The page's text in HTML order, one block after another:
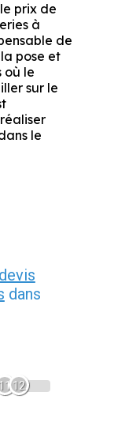
prix de
à
de
pose et
où le
sur le
le
dans
12